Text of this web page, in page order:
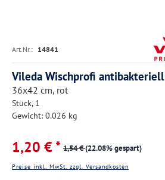
Art.Nr.: 14841
Vileda Wischprofi antibakteriell
36x42 cm, rot
Stück, 1
Gewicht: 0.026 kg
1,20 € * 1,54 €(22.08% gespart)
Preise inkl. MwSt. zzgl. Versandkosten